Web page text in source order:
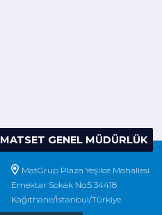
MATSET GENEL MÜDÜRLÜK
MatGrup Plaza Yeşilce Mahallesi
Emektar Sokak No:5 34418
Kağıthane/İstanbul/Türkiye